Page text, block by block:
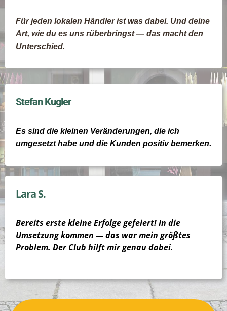
Für jeden lokalen Händler ist was dabei. Und deine
Art, wie du es uns rüberbringst — das macht den
Unterschied.
Stefan Kugler
Es sind die kleinen Veränderungen, die ich
umgesetzt habe und die Kunden positiv bemerken.
Lara S.
Bereits erste kleine Erfolge gefeiert! In die
Umsetzung kommen — das war mein größtes
Problem. Der Club hilft mir genau dabei.